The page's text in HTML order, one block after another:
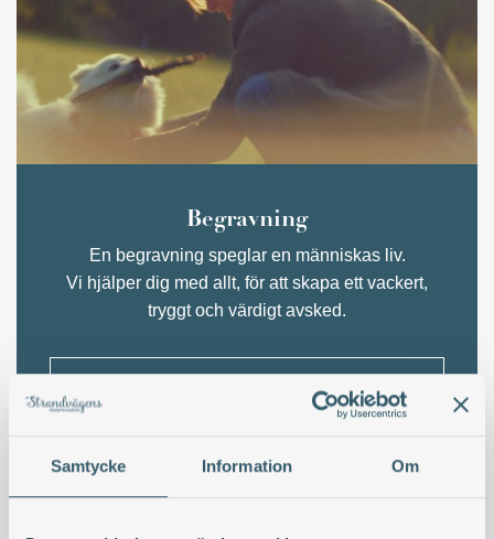
Samtycke Information Om
Begravning
En begravning speglar en människas liv.
Vi hjälper dig med allt, för att skapa ett vackert,
tryggt och värdigt avsked.
Läs mer om begravning